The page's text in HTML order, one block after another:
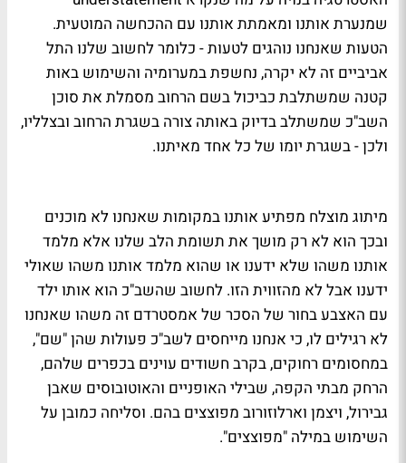
שמנערת אותנו ומאמתת אותנו עם ההכחשה המוטעית.
הטעות שאנחנו נוהגים לטעות - כלומר לחשוב שלנו התל
אביביים זה לא יקרה, נחשפת במערומיה והשימוש באות
קטנה שמשתלבת כביכול בשם הרחוב מסמלת את סוכן
השב"כ שמשתלב בדיוק באותה צורה בשגרת הרחוב ובצלליו,
ולכן - בשגרת יומו של כל אחד מאיתנו.
מיתוג מוצלח מפתיע אותנו במקומות שאנחנו לא מוכנים
ובכך הוא לא רק מושך את תשומת הלב שלנו אלא מלמד
אותנו משהו שלא ידענו או שהוא מלמד אותנו משהו שאולי
ידענו אבל לא מהזווית הזו. לחשוב שהשב"כ הוא אותו ילד
עם האצבע בחור של הסכר של אמסטרדם זה משהו שאנחנו
לא רגילים לו, כי אנחנו מייחסים לשב"כ פעולות שהן "שם",
במחסומים רחוקים, בקרב חשודים עוינים בכפרים שלהם,
הרחק מבתי הקפה, שבילי האופניים והאוטובוסים שאבן
גבירול, ויצמן וארלוזורוב מפוצצים בהם. וסליחה כמובן על
השימוש במילה "מפוצצים".